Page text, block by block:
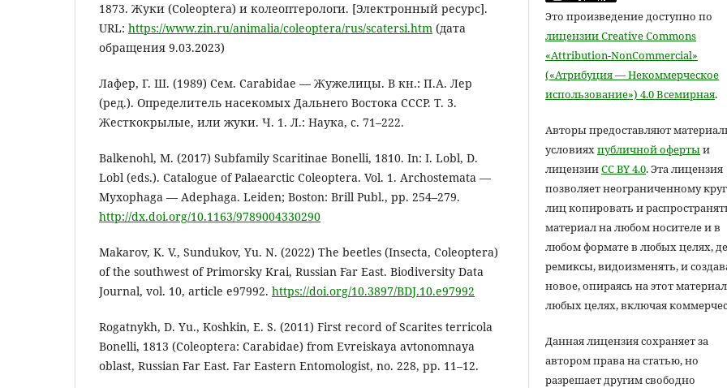
1873. Жуки (Coleoptera) и колеоптерологи. [Электронный ресурс].
URL: https://www.zin.ru/animalia/coleoptera/rus/scatersi.htm (дата
обращения 9.03.2023)
Лафер, Г. Ш. (1989) Сем. Carabidae — Жужелицы. В кн.: П.А. Лер
(ред.). Определитель насекомых Дальнего Востока СССР. Т. 3.
Жесткокрылые, или жуки. Ч. 1. Л.: Наука, с. 71–222.
Balkenohl, M. (2017) Subfamily Scaritinae Bonelli, 1810. In: I. Lobl, D.
Lobl (eds.). Catalogue of Palaearctic Coleoptera. Vol. 1. Archostemata —
Myxophaga — Adephaga. Leiden; Boston: Brill Publ., pp. 254–279.
http://dx.doi.org/10.1163/9789004330290
Makarov, K. V., Sundukov, Yu. N. (2022) The beetles (Insecta, Coleoptera)
of the southwest of Primorsky Krai, Russian Far East. Biodiversity Data
Journal, vol. 10, article e97992. https://doi.org/10.3897/BDJ.10.e97992
Rogatnykh, D. Yu., Koshkin, E. S. (2011) First record of Scarites terricola
Bonelli, 1813 (Coleoptera: Carabidae) from Evreiskaya avtonomnaya
oblast, Russian Far East. Far Eastern Entomologist, no. 228, pp. 11–12.
Это произведение доступно по
лицензии Creative Commons
«Attribution-NonCommercial»
(«Атрибуция — Некоммерческое
использование») 4.0 Всемирная.
Авторы предоставляют
условияхпубличной офертыи
лицензииCC BY 4.0. Эта лицензия
позволяет неограниченному
лиц копировать и
материал на любом носителе и в
любом формате в любых целях,
ремиксы, видоизменять, и
новое, опираясь на этот
любых целях, включая
Данная лицензия сохраняет за
автором права на статью, но
разрешает другим свободно